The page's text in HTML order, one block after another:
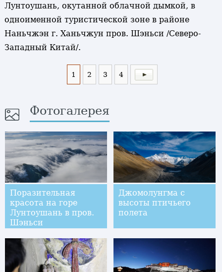
Лунтоушань, окутанной облачной дымкой, в
одноименной туристической зоне в районе
Наньчжэн г. Ханьчжун пров. Шэньси /Северо-
Западный Китай/.
1 2 3 4
Фотогалерея
Поразительная
красота на горе
Лунтоушань в пров.
Шэньси
Джомолунгма с
высоты птичьего
полета